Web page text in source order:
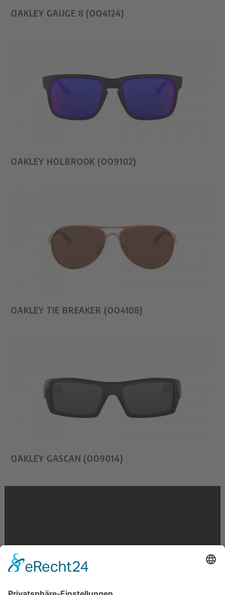
OAKLEY GAUGE 8 (OO4124)
OAKLEY HOLBROOK (OO9102)
OAKLEY TIE BREAKER (OO4108)
OAKLEY GASCAN (OO9014)